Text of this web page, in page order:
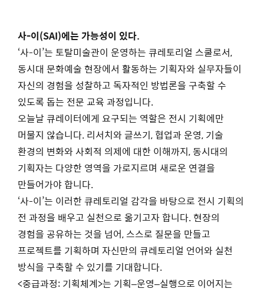
사-이(SAI)에는 가능성이 있다.
‘사-이’는 토탈미술관이 운영하는 큐레토리얼 스쿨로서,
동시대 문화예술 현장에서 활동하는 기획자와 실무자들이
자신의 경험을 성찰하고 독자적인 방법론을 구축할 수
있도록 돕는 전문 교육 과정입니다.
오늘날 큐레이터에게 요구되는 역할은 전시 기획에만
머물지 않습니다. 리서치와 글쓰기, 협업과 운영, 기술
환경의 변화와 사회적 의제에 대한 이해까지, 동시대의
기획자는 다양한 영역을 가로지르며 새로운 연결을
만들어가야 합니다.
‘사-이’는 이러한 큐레토리얼 감각을 바탕으로 전시 기획의
전 과정을 배우고 실천으로 옮기고자 합니다. 현장의
경험을 공유하는 것을 넘어, 스스로 질문을 만들고
프로젝트를 기획하며 자신만의 큐레토리얼 언어와 실천
방식을 구축할 수 있기를 기대합니다.
<중급과정: 기획체계>는 기획–운영–실행으로 이어지는